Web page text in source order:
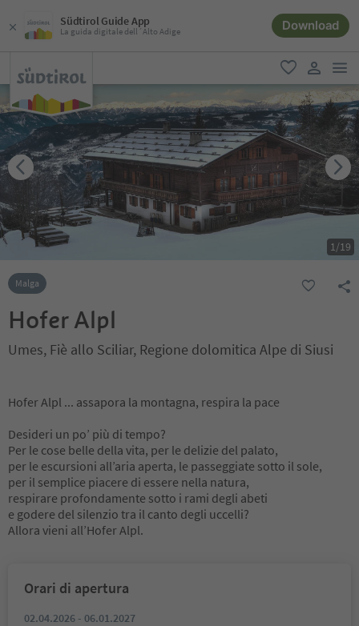
Südtirol Guide App
La guida digitale dell´Alto Adige Download
favoriti
user link
1/19
Malga
Hofer Alpl
Umes, Fiè allo Sciliar, Regione dolomitica Alpe di Siusi
Hofer Alpl ... assapora la montagna, respira la pace
Desideri un po’ più di tempo?
Per le cose belle della vita, per le delizie del palato,
per le escursioni all’aria aperta, le passeggiate sotto il sole,
per il semplice piacere di essere nella natura,
respirare profondamente sotto i rami degli abeti
e godere del silenzio tra il canto degli uccelli?
Allora vieni all’Hofer Alpl.
Orari di apertura
02.04.2026 - 06.01.2027